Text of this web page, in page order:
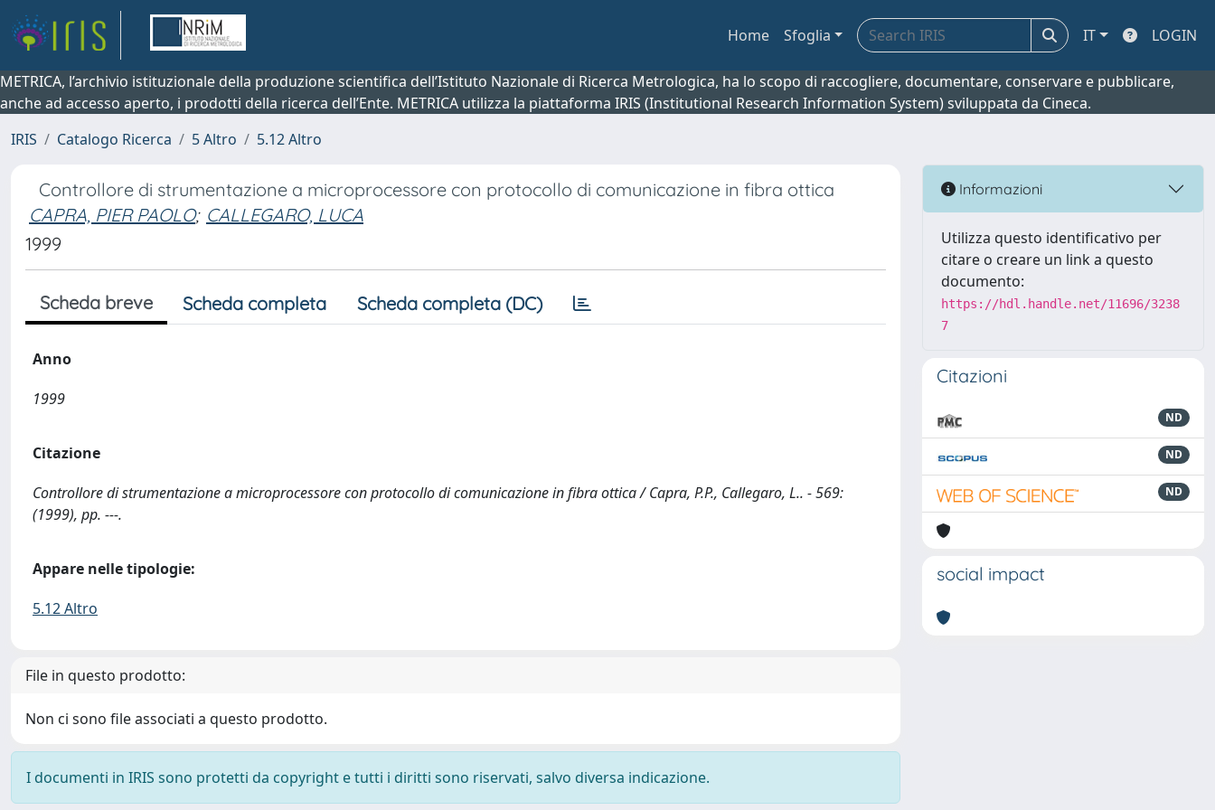
Home Sfoglia IT LOGIN
METRICA, l’archivio istituzionale della produzione scientifica dell’Istituto Nazionale di Ricerca Metrologica, ha lo scopo di raccogliere, documentare, conservare e pubblicare,
anche ad accesso aperto, i prodotti della ricerca dell’Ente. METRICA utilizza la piattaforma IRIS (Institutional Research Information System) sviluppata da Cineca.
IRIS
Catalogo Ricerca 5 Altro 5.12 Altro
Controllore di strumentazione a microprocessore con protocollo di comunicazione in fibra ottica
CAPRA, PIER PAOLO; CALLEGARO, LUCA
1999
Scheda breve Scheda completa Scheda completa (DC)
Anno
1999
Citazione
Controllore di strumentazione a microprocessore con protocollo di comunicazione in fibra ottica / Capra, P.P., Callegaro, L.. - 569:
(1999), pp. ---.
Appare nelle tipologie:
5.12 Altro
File in questo prodotto:
Non ci sono file associati a questo prodotto.
I documenti in IRIS sono protetti da copyright e tutti i diritti sono riservati, salvo diversa indicazione.
Informazioni
Utilizza questo identificativo per
citare o creare un link a questo
documento:
https://hdl.handle.net/11696/3238
7
Citazioni
ND
ND
ND
social impact